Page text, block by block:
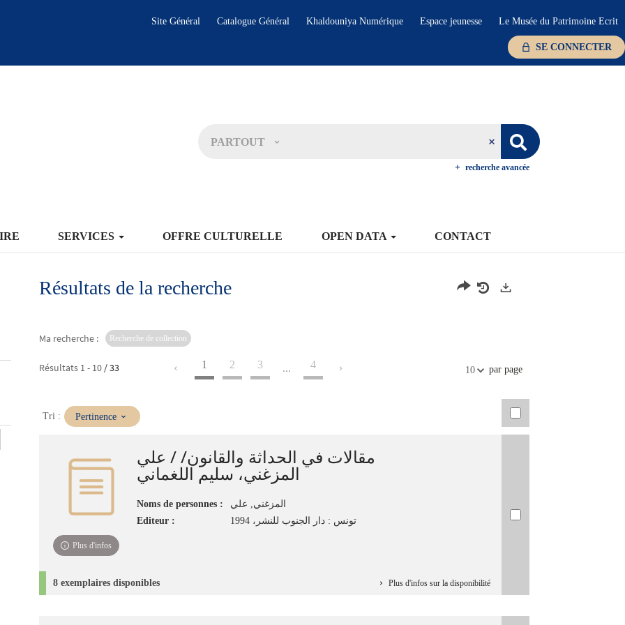
Site Général Catalogue Général Khaldouniya Numérique Espace jeunesse Le Musée du Patrimoine Ecrit
SE CONNECTER
PARTOUT
recherche avancée
SERVICES OFFRE CULTURELLE OPEN DATA CONTACT
Résultats de la recherche
Ma recherche : Recherche de collection
Résultats 1 - 10 / 33 1 2 3 ... 4 10 par page
Tri :(Mise
immédiate)
Pertinence
مقالات في الحداثة والقانون/ / علي
المزغني، سليم اللغماني
Noms de personnes :
المزغني, علي
Editeur :
تونس : دار الجنوب للنشر، 1994
Plus d'infos
8 exemplaires disponibles Plus d'infos sur la disponibilité